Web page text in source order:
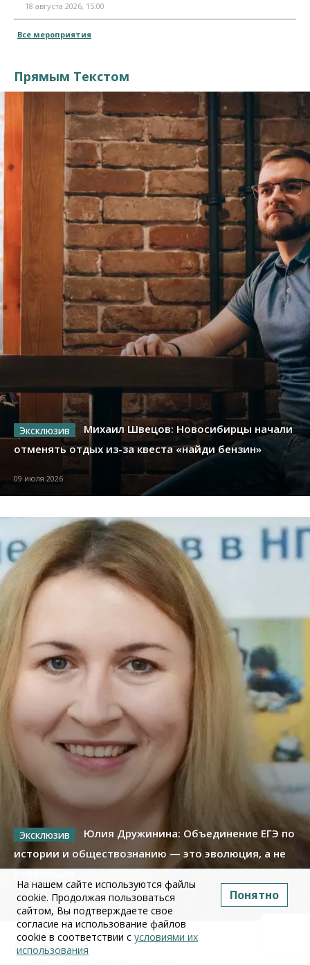
18 августа 2026, 15:00
Все мероприятия
Прямым Текстом
Михаил Швецов: Новосибирцы начали
отменять отдых из-за квеста «найди бензин»
09 июля 2026
Юлия Дружинина: Объединение ЕГЭ по
истории и обществознанию — это эволюция, а не
революция
02 июля 2026
Про Бизнес
На нашем сайте используются файлы
cookie. Продолжая пользоваться
сайтом, Вы подтверждаете свое
согласие на использование файлов
cookie в соответствии с условиями их
использования
Понятно